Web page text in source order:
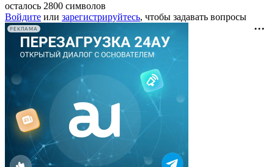
осталось 2800 символов
Войдите или зарегистрируйтесь, чтобы задавать вопросы
РЕКЛАМА